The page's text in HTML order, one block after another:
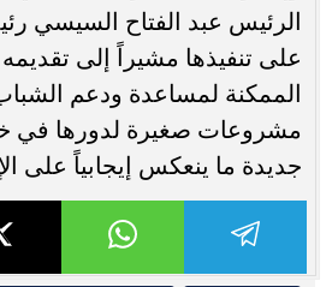
الرئيس عبد الفتاح السيسي
على تنفيذها مشيراً إلى
الممكنة لمساعدة ودعم
مشروعات صغيرة لدورها
جديدة ما ينعكس إيجابياً على